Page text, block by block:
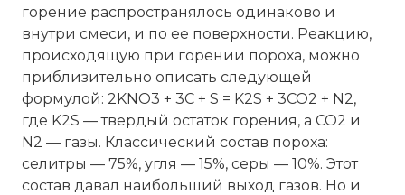
горение распространялось одинаково и
внутри смеси, и по ее поверхности. Реакцию,
происходящую при горении пороха, можно
приблизительно описать следующей
формулой: 2KNO3 + 3C + S = K2S + 3CO2 + N2,
где K2S — твердый остаток горения, а CO2 и
N2 — газы. Классический состав пороха:
селитры — 75%, угля — 15%, серы — 10%. Этот
состав давал наибольший выход газов. Но и
Имя:
Комментарий:
Проверочный код: